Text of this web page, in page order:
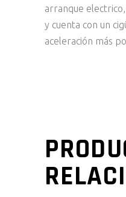
arranque
y cuenta con un
aceleración más